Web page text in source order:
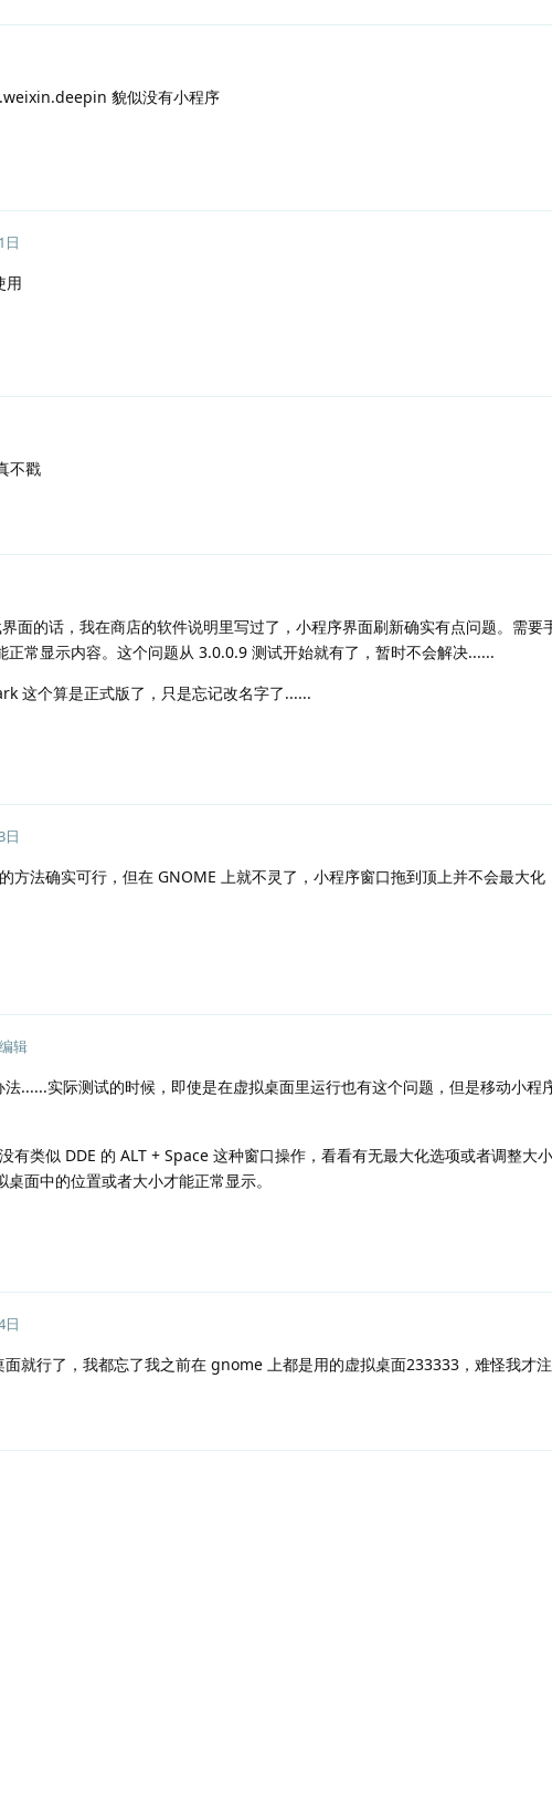
貌似没有小程序
日
用
不戳
面的话，我在商店的软件说明里写过了，小程序界面刷新确实有点问题。需要
正常显示内容。这个问题从 3.0.0.9 测试开始就有了，暂时不会解决......
这个算是正式版了，只是忘记改名字了......
日
方法确实可行，但在 GNOME 上就不灵了，小程序窗口拖到顶上并不会最大化
辑
法......实际测试的时候，即使是在虚拟桌面里运行也有这个问题，但是移动小程
有类似 DDE 的 ALT + Space 这种窗口操作，看看有无最大化选项或者调整大
面中的位置或者大小才能正常显示。
日
面就行了，我都忘了我之前在 gnome 上都是用的虚拟桌面233333，难怪我才